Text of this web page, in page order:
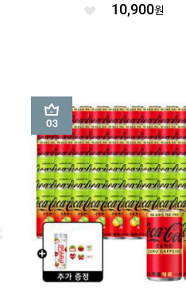
좋 10,900원
3